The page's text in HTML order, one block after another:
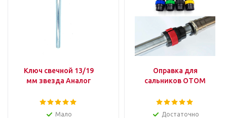
Ключ свечной 13/19
мм звезда Аналог
Мало
Оправка для
сальников OTOM
Достаточно